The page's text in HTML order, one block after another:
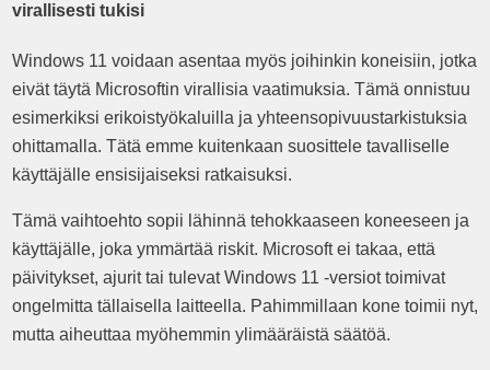
virallisesti tukisi
Windows 11 voidaan asentaa myös joihinkin koneisiin, jotka
eivät täytä Microsoftin virallisia vaatimuksia. Tämä onnistuu
esimerkiksi erikoistyökaluilla ja yhteensopivuustarkistuksia
ohittamalla. Tätä emme kuitenkaan suosittele tavalliselle
käyttäjälle ensisijaiseksi ratkaisuksi.
Tämä vaihtoehto sopii lähinnä tehokkaaseen koneeseen ja
käyttäjälle, joka ymmärtää riskit. Microsoft ei takaa, että
päivitykset, ajurit tai tulevat Windows 11 -versiot toimivat
ongelmitta tällaisella laitteella. Pahimmillaan kone toimii nyt,
mutta aiheuttaa myöhemmin ylimääräistä säätöä.